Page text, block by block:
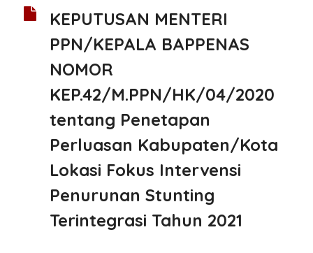
KEPUTUSAN MENTERI
PPN/KEPALA BAPPENAS
NOMOR
KEP.42/M.PPN/HK/04/2020
tentang Penetapan
Perluasan Kabupaten/Kota
Lokasi Fokus Intervensi
Penurunan Stunting
Terintegrasi Tahun 2021